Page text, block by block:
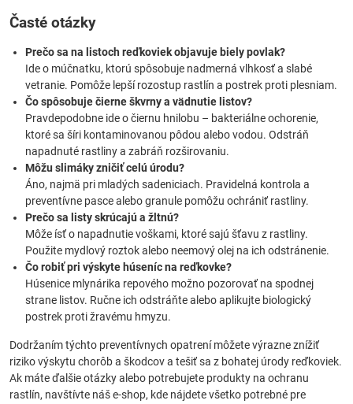
Časté otázky
Prečo sa na listoch reďkoviek objavuje biely povlak?
Ide o múčnatku, ktorú spôsobuje nadmerná vlhkosť a slabé
vetranie. Pomôže lepší rozostup rastlín a postrek proti plesniam.
Čo spôsobuje čierne škvrny a vädnutie listov?
Pravdepodobne ide o čiernu hnilobu – bakteriálne ochorenie,
ktoré sa šíri kontaminovanou pôdou alebo vodou. Odstráň
napadnuté rastliny a zabráň rozširovaniu.
Môžu slimáky zničiť celú úrodu?
Áno, najmä pri mladých sadeniciach. Pravidelná kontrola a
preventívne pasce alebo granule pomôžu ochrániť rastliny.
Prečo sa listy skrúcajú a žltnú?
Môže ísť o napadnutie voškami, ktoré sajú šťavu z rastliny.
Použite mydlový roztok alebo neemový olej na ich odstránenie.
Čo robiť pri výskyte húseníc na reďkovke?
Húsenice mlynárika repového možno pozorovať na spodnej
strane listov. Ručne ich odstráňte alebo aplikujte biologický
postrek proti žravému hmyzu.
Dodržaním týchto preventívnych opatrení môžete výrazne znížiť
riziko výskytu chorôb a škodcov a tešiť sa z bohatej úrody reďkoviek.
Ak máte ďalšie otázky alebo potrebujete produkty na ochranu
rastlín, navštívte náš e-shop, kde nájdete všetko potrebné pre